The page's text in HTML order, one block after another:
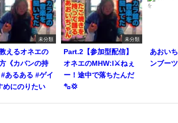
未分類
えるオネエの
《カバンの持
あるある #ゲイ
めにのりたい
未分類
Part.2【参加型配信】
オネエのMHW:I⚔️ねぇ
ー！途中で落ちたんだ
㌔💢
あおい
ンブー